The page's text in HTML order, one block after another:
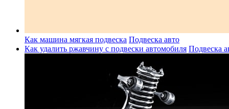
Как машина мягкая подвеска Подвеска авто
Как удалить ржавчину с подвески автомобиля Подвеска